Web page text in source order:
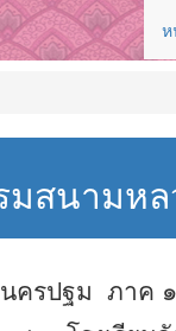
ห
มสนามห
ครปฐม ภาค